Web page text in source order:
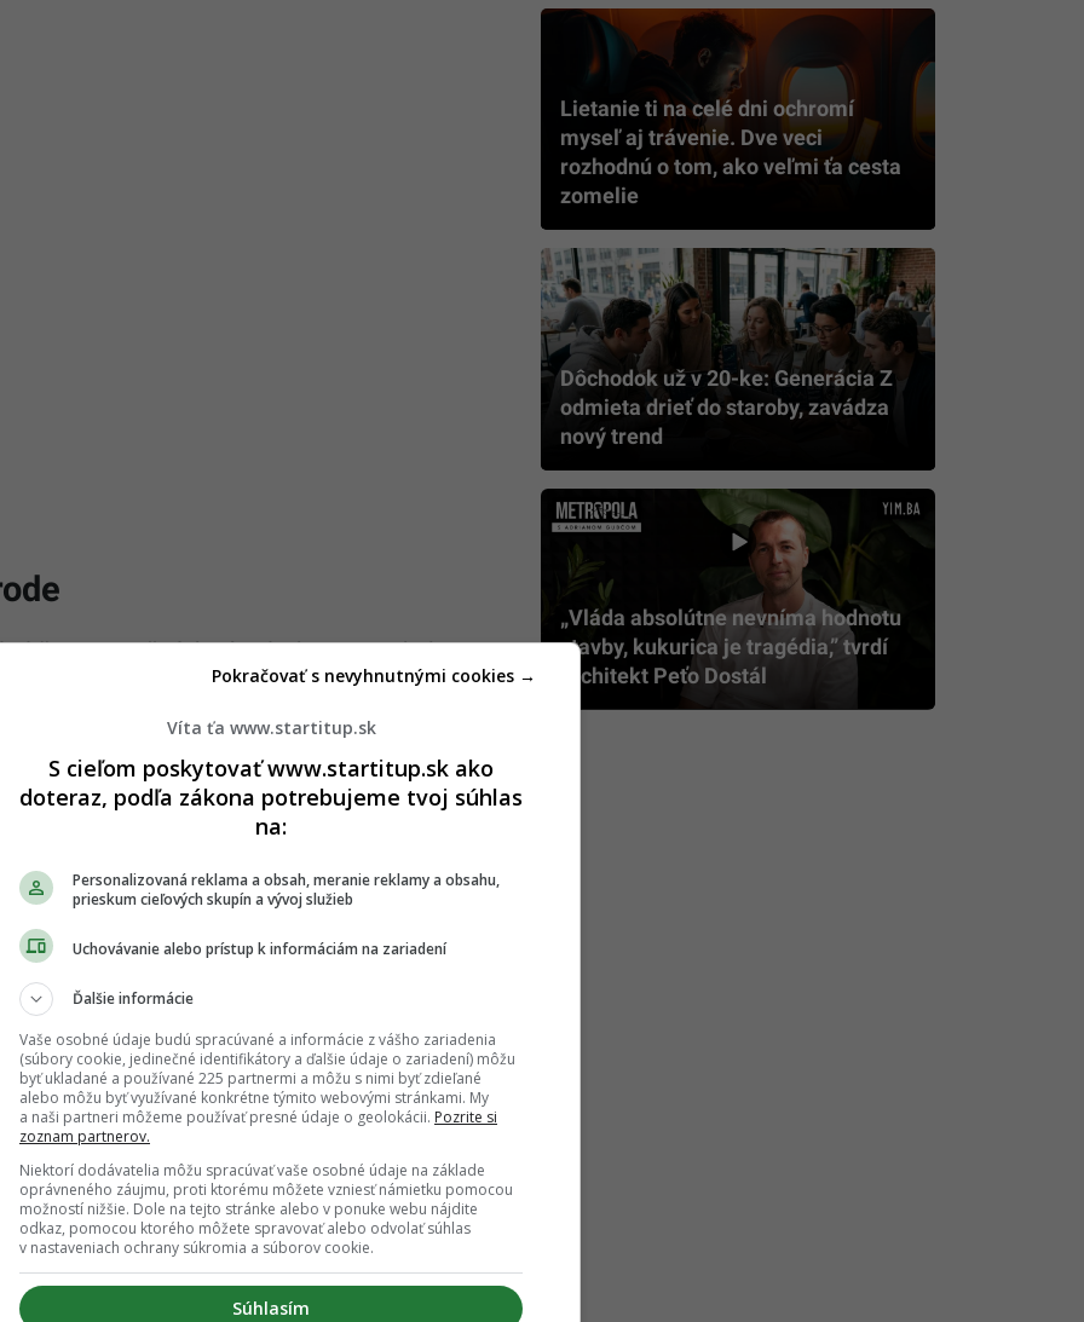
určitých zásad, aby si sa vyhol
Regionálny úrad verejného zdravotníctva
v prírode je dôležité dodržiavať
sa očakáva veľký počet kúpajúcich a
septembra,“
aj Regionálny úrad verejného
vody, do vody, ktorá na teba pôsobí odpudivo,
riasami či sinicami, do vodných plôch, v
alebo zvieratá,
sa prudkému ochladeniu organizmu,
a upozornenia v okolí vodnej plochy,
vodné vtáctvo.
verejného zdravotníctva Bratislava hl. m.
Lietanie ti na celé dni ochromí
myseľ aj trávenie. Dve veci
rozhodnú o tom, ako veľmi ťa cesta
zomelie
Dôchodok už v 20-ke: Generácia Z
odmieta drieť do staroby, zavádza
nový trend
„Vláda absolútne nevníma hodnotu
stavby, kukurica je tragédia,” tvrdí
architekt Peťo Dostál
Víta ťa www.startitup.sk
S cieľom poskytovať www.startitup.sk ako
doteraz, podľa zákona potrebujeme tvoj súhlas
na:
Personalizovaná reklama a obsah, meranie reklamy a obsahu,
prieskum cieľových skupín a vývoj služieb
Uchovávanie alebo prístup k informáciám na zariadení
Ďalšie informácie
Vaše osobné údaje budú spracúvané a informácie z vášho zariadenia
(súbory cookie, jedinečné identifikátory a ďalšie údaje o zariadení) môžu
byť ukladané a používané 225 partnermi a môžu s nimi byť zdieľané
alebo môžu byť využívané konkrétne týmito webovými stránkami. My
a naši partneri môžeme používať presné údaje o geolokácii. Pozrite si
zoznam partnerov.
Niektorí dodávatelia môžu spracúvať vaše osobné údaje na základe
oprávneného záujmu, proti ktorému môžete vzniesť námietku pomocou
možností nižšie. Dole na tejto stránke alebo v ponuke webu nájdite
odkaz, pomocou ktorého môžete spravovať alebo odvolať súhlas
v nastaveniach ochrany súkromia a súborov cookie.
Súhlasím
Pokračovať s nevyhnutnými cookies →